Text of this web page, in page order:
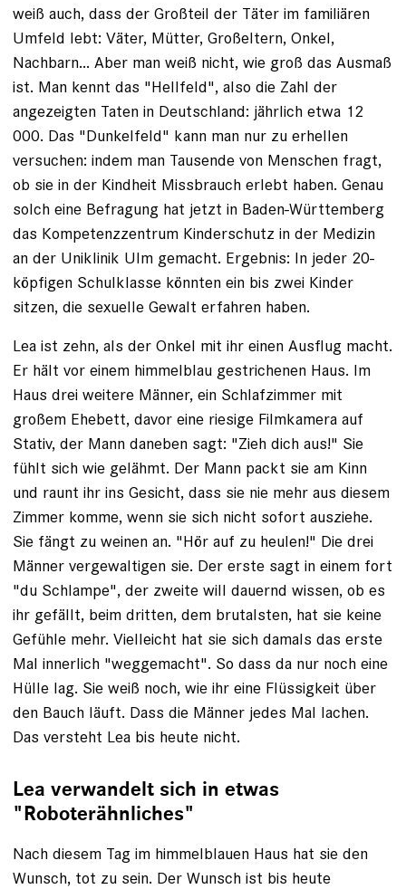
weiß auch, dass der Großteil der Täter im familiären
Umfeld lebt: Väter, Mütter, Großeltern, Onkel,
Nachbarn... Aber man weiß nicht, wie groß das Ausmaß
ist. Man kennt das "Hellfeld", also die Zahl der
angezeigten Taten in Deutschland: jährlich etwa 12
000. Das "Dunkelfeld" kann man nur zu erhellen
versuchen: indem man Tausende von Menschen fragt,
ob sie in der Kindheit Missbrauch erlebt haben. Genau
solch eine Befragung hat jetzt in Baden-Würt­temberg
das Kompetenzzentrum Kinderschutz in der Medizin
an der Uniklinik Ulm gemacht. Ergebnis: In jeder 20-
köpfigen Schulklasse könnten ein bis zwei Kinder
sitzen, die sexuelle Gewalt erfahren haben.
Lea ist zehn, als der Onkel mit ihr einen Ausflug macht.
Er hält vor einem himmelblau gestrichenen Haus. Im
Haus drei weitere Männer, ein Schlafzimmer mit
großem Ehebett, davor ­eine riesige Filmkamera auf
Stativ, der Mann daneben sagt: "Zieh dich aus!" Sie
fühlt sich wie gelähmt. Der Mann packt sie am Kinn
und raunt ihr ins Gesicht, dass sie nie mehr aus diesem
Zimmer komme, wenn sie sich nicht sofort ausziehe.
Sie fängt zu weinen an. "Hör auf zu heulen!" Die drei
Männer vergewaltigen sie. Der erste sagt in einem fort
"du Schlampe", der zweite will dauernd wissen, ob es
ihr gefällt, beim dritten, dem brutalsten, hat sie keine
Gefühle mehr. Vielleicht hat sie sich damals das erste
Mal innerlich "weggemacht". So dass da nur noch eine
Hülle lag. Sie weiß noch, wie ihr eine Flüssig­keit über
den Bauch läuft. Dass die Männer jedes Mal lachen.
Das versteht Lea bis heute nicht.
Lea verwandelt sich in etwas
"Roboterähnliches"
Nach diesem Tag im himmelblauen Haus hat sie den
Wunsch, tot zu sein. Der Wunsch ist bis heute